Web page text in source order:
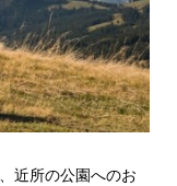
近所の公園へのお